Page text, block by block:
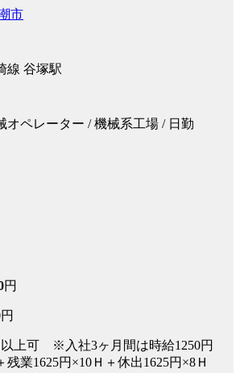
市
線 谷塚駅
オペレーター / 機械系工場 / 日勤
円
以上可 ※入社3ヶ月間は時給1250円
残業1625円×10Ｈ＋休出1625円×8Ｈ